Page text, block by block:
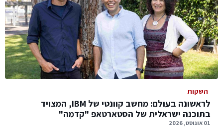
השקות
לראשונה בעולם: מחשב קוונטי של IBM, המצויד
בתוכנה ישראלית של הסטארטאפ "קדמה"
01 אוגוסט, 2026